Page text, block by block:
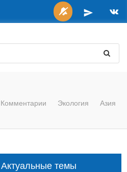
Комментарии Экология Азия
Актуальные темы